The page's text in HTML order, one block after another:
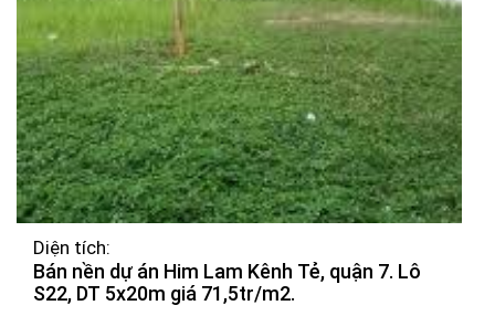
Diện tích:
Bán nền dự án Him Lam Kênh Tẻ, quận 7. Lô
S22, DT 5x20m giá 71,5tr/m2.